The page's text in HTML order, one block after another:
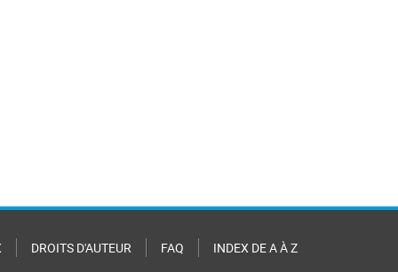
DROITS D'AUTEUR FAQ INDEX DE A À Z